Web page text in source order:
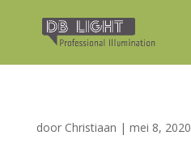
door Christiaan | mei 8, 2020